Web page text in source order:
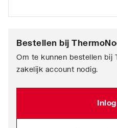
Bestellen bij
Om te kunnen bestellen bij
zakelijk account nodig.